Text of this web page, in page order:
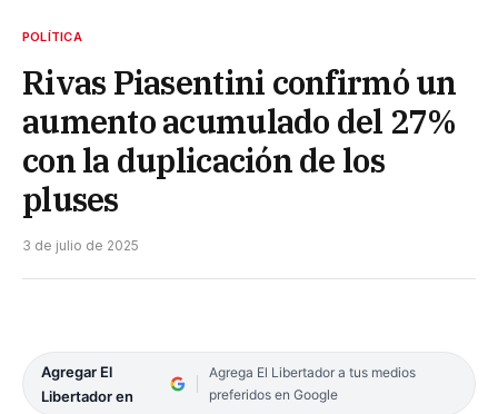
POLÍTICA
Rivas Piasentini confirmó un
aumento acumulado del 27%
con la duplicación de los
pluses
3 de julio de 2025
Agregar El
Libertador en
Agrega El Libertador a tus medios
preferidos en Google